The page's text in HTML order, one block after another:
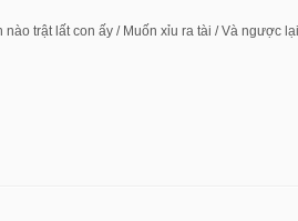
trật lất con ấy / Muốn xỉu ra tài / Và ngược